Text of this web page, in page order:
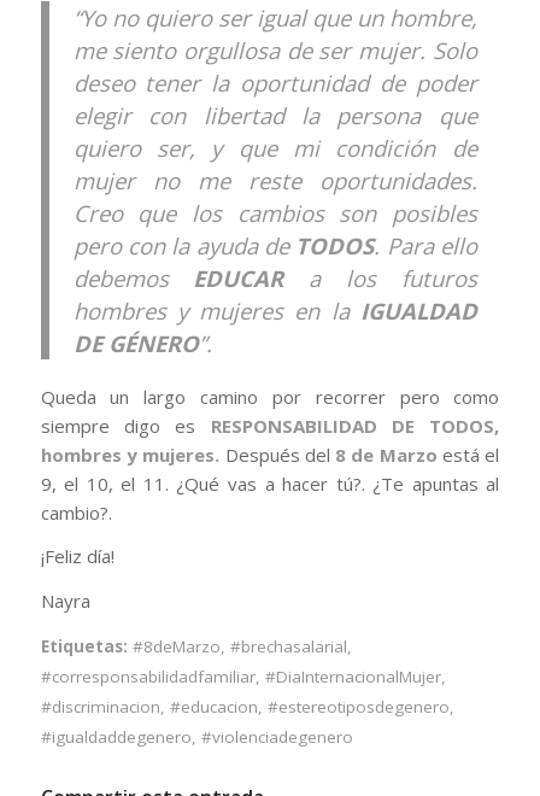
“Yo no quiero ser igual que un hombre,
me siento orgullosa de ser mujer. Solo
deseo tener la oportunidad de poder
elegir con libertad la persona que
quiero ser, y que mi condición de
mujer no me reste oportunidades.
Creo que los cambios son posibles
pero con la ayuda de TODOS. Para ello
debemos EDUCARa los futuros
hombres y mujeres en la IGUALDAD
DE GÉNERO”.
Queda un largo camino por recorrer pero como
siempre digo es RESPONSABILIDAD DE TODOS,
hombres y mujeres. Después del 8 de Marzo está el
9, el 10, el 11. ¿Qué vas a hacer tú?. ¿Te apuntas al
cambio?.
¡Feliz día!
Nayra
Etiquetas: #8deMarzo, #brechasalarial,
#corresponsabilidadfamiliar, #DiaInternacionalMujer,
#discriminacion, #educacion, #estereotiposdegenero,
#igualdaddegenero, #violenciadegenero